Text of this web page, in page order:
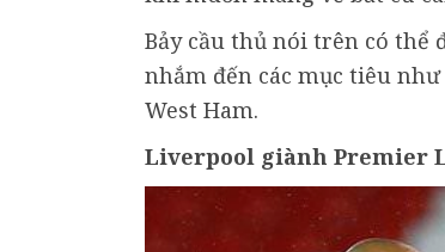
Bảy cầu thủ nói trên có thể
nhắm đến các mục tiêu
West Ham.
Liverpool giành Premier